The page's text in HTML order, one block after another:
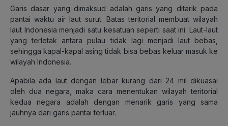
Garis dasar yang dimaksud adalah garis yang ditarik pada
pantai waktu air laut surut. Batas teritorial membuat wilayah
laut Indonesia menjadi satu kesatuan seperti saat ini. Laut-laut
yang terletak antara pulau tidak lagi menjadi laut bebas,
sehingga kapal-kapal asing tidak bisa bebas keluar masuk ke
wilayah Indonesia.
Apabila ada laut dengan lebar kurang dari 24 mil dikuasai
oleh dua negara, maka cara menentukan wilayah teritorial
kedua negara adalah dengan menarik garis yang sama
jauhnya dari garis pantai terluar.